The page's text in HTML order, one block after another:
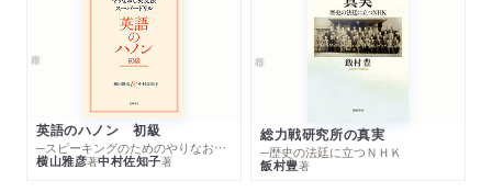
英語のハノン 初級
─スピーキングのためのやりなおし英文法スーパードリル
横山雅彦著中村佐知子著
総力戦研究所の真実
─歴史の法廷に立つＮＨＫ
飯村豊著